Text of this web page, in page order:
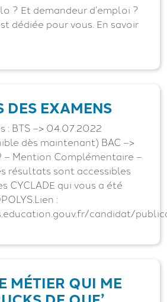
? Et demandeur d’emploi ?
dédiée pour vous. En savoir
DES EXAMENS
: BTS –> 04.07.2022
dès maintenant) BAC –>
– Mention Complémentaire –
résultats sont accessibles
CYCLADE qui vous a été
:
candidat/
MÉTIER QUI ME